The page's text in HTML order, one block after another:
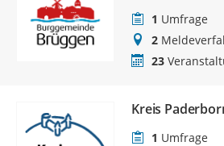
1 Umfrage
2
23
Kreis
1 Umfrage